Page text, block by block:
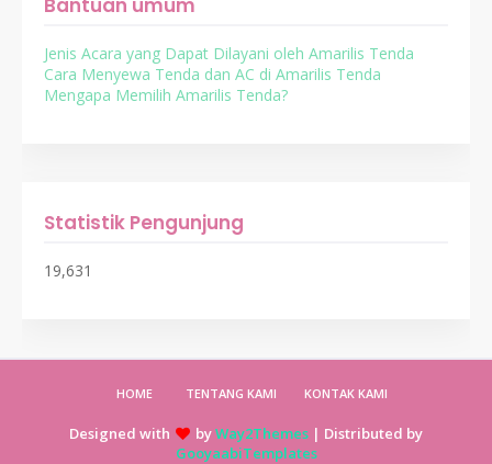
Jenis Acara yang Dapat Dilayani oleh Amarilis Tenda
Cara Menyewa Tenda dan AC di Amarilis Tenda
Mengapa Memilih Amarilis Tenda?
Statistik Pengunjung
19,631
HOME TENTANG KAMI KONTAK KAMI
Designed with byWay2Themes | Distributed by
GooyaabiTemplates